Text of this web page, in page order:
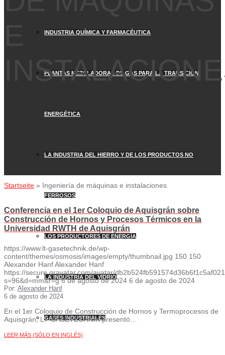
INDUSTRIA QUÍMICA Y FARMACÉUTICA
PLANTAS MEZCLADORAS DE GAS PARA LA TRANSICIÓN
ENERGÉTICA
LA INDUSTRIA DEL HIERRO Y DE LOS PRODUCTOS NO
FERROSOS
LOS PRODUCTORES DE ENERGÍA
LA INDUSTRIA DEL VIDRIO
GASES INDUSTRIALES
Startseite » Ingeniería de máquinas e instalaciones.
Conferencia en el 1er Coloquio de Aquisgrán sobre
Construcción de Hornos y Procesos Térmicos en la
Universidad RWTH de Aquisgrán
https://www.lt-gasetechnik.de/wp-
content/themes/osmosis/images/empty/thumbnail.jpg 150 150
Alexander HanfAlexander Hanf
https://secure.gravatar.com/avatar/
s=96&d=mm&r=g 6 de agosto de 2024 6 de agosto de 2024
Por: Alexander Hanf
6 de agosto de 2024
En el 1er Coloquio de Construcción de Hornos y Termoprocesos de
Aquisgrán, LT GASETECHNIK presentó…
LEER MÁS (SÓLO EN INGLÉS)